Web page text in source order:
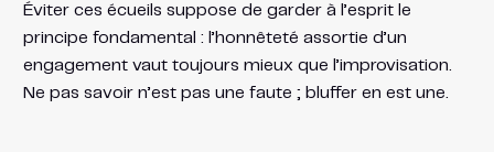
Éviter ces écueils suppose de garder à l’esprit le
principe fondamental : l’honnêteté assortie d’un
engagement vaut toujours mieux que l’improvisation.
Ne pas savoir n’est pas une faute ; bluffer en est une.